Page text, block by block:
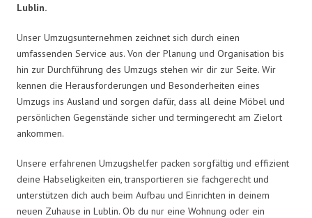
Lublin.
Unser Umzugsunternehmen zeichnet sich durch einen
umfassenden Service aus. Von der Planung und Organisation bis
hin zur Durchführung des Umzugs stehen wir dir zur Seite. Wir
kennen die Herausforderungen und Besonderheiten eines
Umzugs ins Ausland und sorgen dafür, dass all deine Möbel und
persönlichen Gegenstände sicher und termingerecht am Zielort
ankommen.
Unsere erfahrenen Umzugshelfer packen sorgfältig und effizient
deine Habseligkeiten ein, transportieren sie fachgerecht und
unterstützen dich auch beim Aufbau und Einrichten in deinem
neuen Zuhause in Lublin. Ob du nur eine Wohnung oder ein